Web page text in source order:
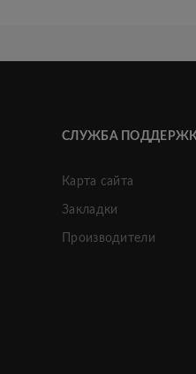
СЛУЖБА
Карта сайта
Закладки
Производители